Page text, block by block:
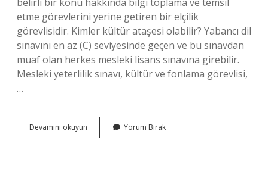
etme görevlerini yerine getiren bir elçilik
görevlisidir. Kimler kültür ataşesi olabilir? Yabancı dil
sınavını en az (C) seviyesinde geçen ve bu sınavdan
muaf olan herkes mesleki lisans sınavına girebilir.
Mesleki yeterlilik sınavı, kültür ve fonlama görevlisi,
…
Devamını okuyun
Ateşeliği
Yorum Bırak